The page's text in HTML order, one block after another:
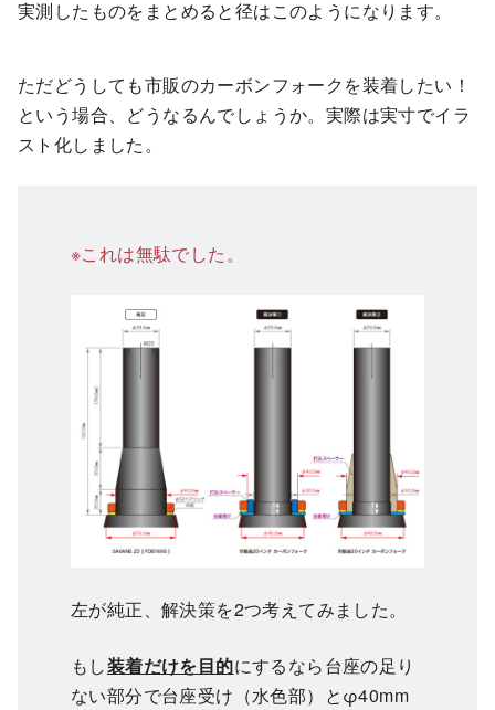
実測したものをまとめると径はこのようになります。
ただどうしても市販のカーボンフォークを装着したい！
という場合、どうなるんでしょうか。実際は実寸でイラ
スト化しました。
※これは無駄でした。
左が純正、解決策を2つ考えてみました。
もし装着だけを目的にするなら台座の足り
ない部分で台座受け（水色部）とφ40mm